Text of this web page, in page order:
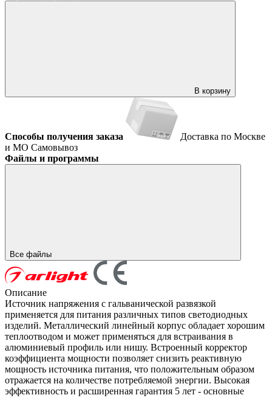
В корзину
Способы получения заказа
Доставка по Москве
и МО Самовывоз
Файлы и программы
Все файлы
Описание
Источник напряжения с гальванической развязкой
применяется для питания различных типов светодиодных
изделий. Металлический линейный корпус обладает хорошим
теплоотводом и может применяться для встраивания в
алюминиевый профиль или нишу. Встроенный корректор
коэффициента мощности позволяет снизить реактивную
мощность источника питания, что положительным образом
отражается на количестве потребляемой энергии. Высокая
эффективность и расширенная гарантия 5 лет - основные